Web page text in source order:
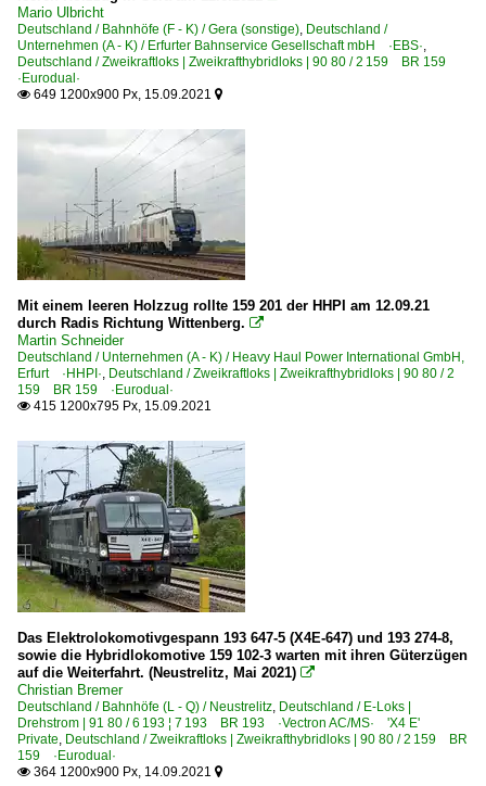
Mario Ulbricht
Deutschland / Bahnhöfe (F - K) / Gera (sonstige), Deutschland /
Unternehmen (A - K) / Erfurter Bahnservice Gesellschaft mbH ·EBS·,
Deutschland / Zweikraftloks | Zweikrafthybridloks | 90 80 / 2 159 BR 159
·Eurodual·
 649 1200x900 Px, 15.09.2021 
Mit einem leeren Holzzug rollte 159 201 der HHPI am 12.09.21
durch Radis Richtung Wittenberg. 
Martin Schneider
Deutschland / Unternehmen (A - K) / Heavy Haul Power International GmbH,
Erfurt ·HHPI·, Deutschland / Zweikraftloks | Zweikrafthybridloks | 90 80 / 2
159 BR 159 ·Eurodual·
 415 1200x795 Px, 15.09.2021
Das Elektrolokomotivgespann 193 647-5 (X4E-647) und 193 274-8,
sowie die Hybridlokomotive 159 102-3 warten mit ihren Güterzügen
auf die Weiterfahrt. (Neustrelitz, Mai 2021) 
Christian Bremer
Deutschland / Bahnhöfe (L - Q) / Neustrelitz, Deutschland / E-Loks |
Drehstrom | 91 80 / 6 193 ¦ 7 193 BR 193 ·Vectron AC/MS· 'X4 E'
Private, Deutschland / Zweikraftloks | Zweikrafthybridloks | 90 80 / 2 159 BR
159 ·Eurodual·
 364 1200x900 Px, 14.09.2021 